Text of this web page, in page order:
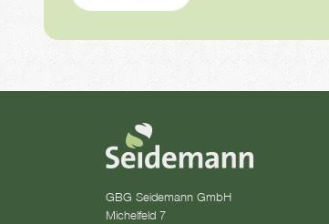
GBG Seidemann GmbH
Michelfeld 7